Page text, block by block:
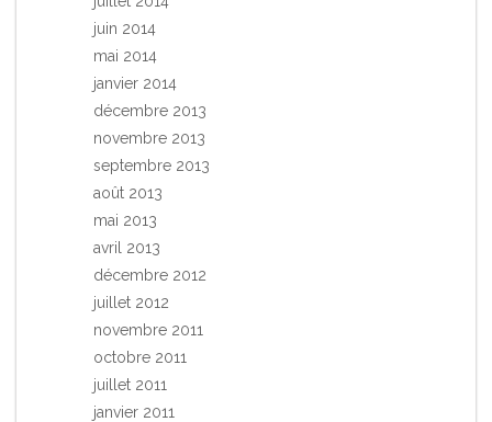
juin 2014
mai 2014
janvier 2014
décembre 2013
novembre 2013
septembre 2013
août 2013
mai 2013
avril 2013
décembre 2012
juillet 2012
novembre 2011
octobre 2011
juillet 2011
janvier 2011